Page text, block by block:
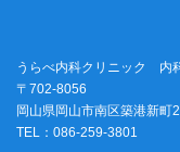
うらべ内科クリニック 内
〒702-8056
岡山県岡山市南区築港新町
TEL：086-259-3801